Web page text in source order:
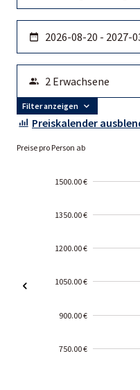
Filter anzeigen
Preiskalender
Preise pro Person ab
1500.00 €
1350.00 €
1200.00 €
1050.00 €
900.00 €
750.00 €